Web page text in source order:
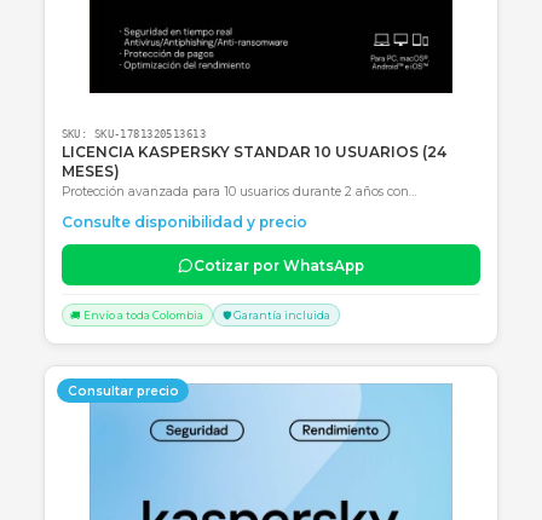
RENOVACION KASPERSKY STANDAR 3 USUARIOS
MESES)
Renovación digital Kaspersky Standard para 3 dispositivos por 12
meses, con protección contra malware y seguridad financiera.
Consulte disponibilidad y precio
Cotizar por WhatsApp